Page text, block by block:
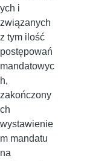
ych i
związanych
z tym ilość
postępowań
mandatowyc
h,
zakończony
ch
wystawienie
m mandatu
na